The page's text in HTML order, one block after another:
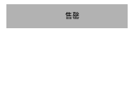
售罄